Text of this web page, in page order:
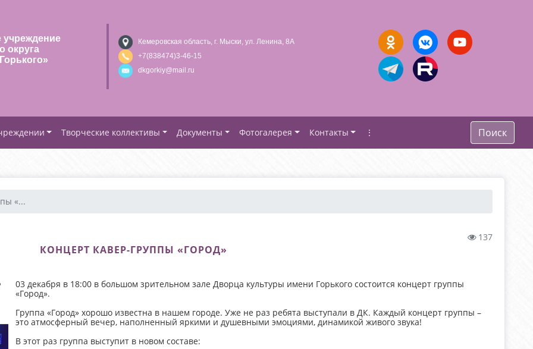
округа
Кемеровская область, г. Мыски, ул. Ленина, 8А
+7(838474)3-46-15
dkgorkiy@mail.ru
Творческие коллективы Документы Фотогалерея Контакты ⋮ Поиск
«...
137
КОНЦЕРТ КАВЕР-ГРУППЫ «ГОРОД»
03 декабря в 18:00 в большом зрительном зале Дворца культуры имени Горького состоится концерт группы
«Город».
Группа «Город» хорошо известна в нашем городе. Уже не раз ребята выступали в ДК. Каждый концерт группы –
это атмосферный вечер, наполненный яркими и душевными эмоциями, динамикой живого звука!
В этот раз группа выступит в новом составе: